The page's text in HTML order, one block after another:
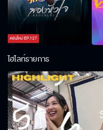
ตอนใหม่EP.127
ไฮไลท์รายการ